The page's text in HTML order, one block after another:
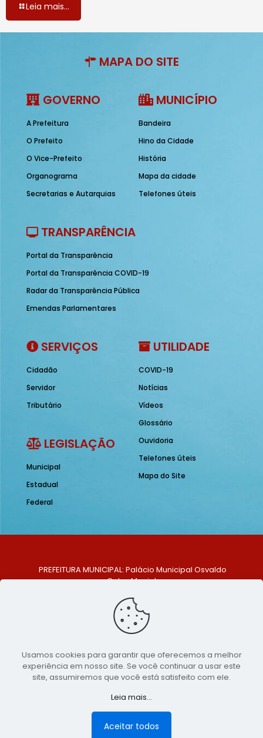
Leia mais...
MAPA DO SITE
GOVERNO
A Prefeitura
O Prefeito
O Vice-Prefeito
Organograma
Secretarias e Autarquias
MUNICÍPIO
Bandeira
Hino da Cidade
História
Mapa da cidade
Telefones úteis
TRANSPARÊNCIA
Portal da Transparência
Portal da Transparência COVID-19
Radar da Transparência Pública
Emendas Parlamentares
SERVIÇOS
Cidadão
Servidor
Tributário
LEGISLAÇÃO
Municipal
Estadual
Federal
UTILIDADE
COVID-19
Notícias
Vídeos
Glossário
Ouvidoria
Telefones úteis
Mapa do Site
PREFEITURA MUNICIPAL: Palácio Municipal Osvaldo
Celso Maciel
Centro, São Bento do Una - PE. CEP: 553370-128
TELEFONE: (81) 99548-1569
E-MAIL: ouvidoria@saobentodouna.pe.gov.br
Copyright 2021-2026 - Assessoria de Comunicação da
Prefeitura de São Bento do Una - PE
publicidadeLumusWeb - Agência Digital
Usamos cookies para garantir que oferecemos a melhor
experiência em nosso site. Se você continuar a usar este
site, assumiremos que você está satisfeito com ele.
Leia mais...
Aceitar todos